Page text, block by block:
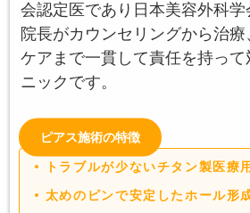
会認定医であり日本美容外科
院長がカウンセリングから治
ケアまで一貫して責任を持って
ニックです。
ピアス施術の特徴
トラブルが少ないチタン製医療
太めのピンで安定したホール形